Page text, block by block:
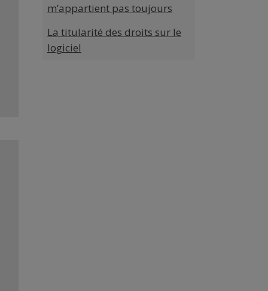
m’appartient pas toujours
La titularité des droits sur le
logiciel